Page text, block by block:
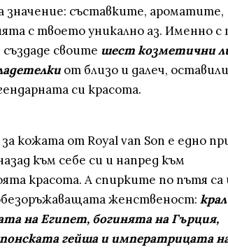
значение: съставките, ароматите,
с твоето уникално аз. Именно с
създаде своите шест козметични
от близо и далеч, оставили
си красота.
кожата от Royal van Son е едно
към себе си и напред към
красота. А спирките по пътя
женственост:
на Египет, богинята на Гърция,
гейша и императрицата